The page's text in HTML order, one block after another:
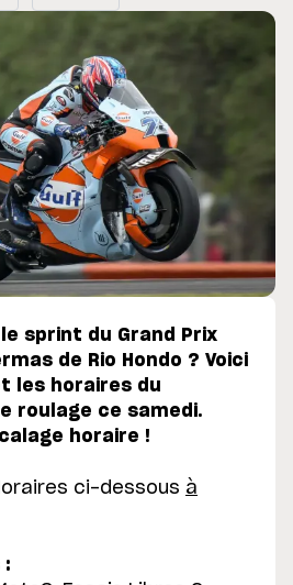
sprint du Grand Prix
de Rio Hondo ? Voici
les horaires du
roulage ce samedi.
horaire !
ci-dessous à
: